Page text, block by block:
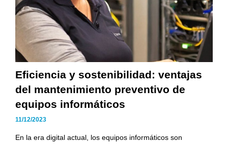
Eficiencia y sostenibilidad: ventajas
del mantenimiento preventivo de
equipos informáticos
11/12/2023
En la era digital actual, los equipos informáticos son